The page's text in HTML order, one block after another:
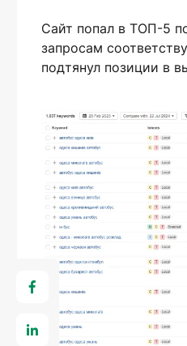
Сайт попал в ТОП-5
запросам
подтянул позиции в